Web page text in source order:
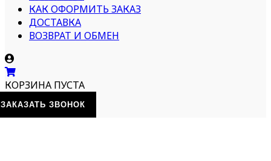
КАК ОФОРМИТЬ ЗАКАЗ
ДОСТАВКА
ВОЗВРАТ И ОБМЕН
КОРЗИНА ПУСТА
ЗАКАЗАТЬ ЗВОНОК